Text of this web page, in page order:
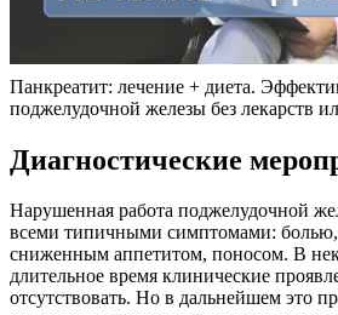
Панкреатит: лечение + диета.
поджелудочной железы без лекарств
Диагностические
Нарушенная работа поджелудочной
всеми типичными симптомами:
сниженным аппетитом, поносом. В
длительное время клинические
отсутствовать. Но в дальнейшем это